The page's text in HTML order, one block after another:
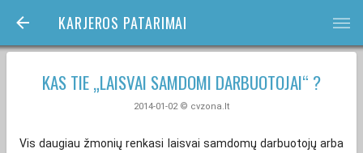
KARJEROS PATARIMAI bars
KAS TIE „LAISVAI SAMDOMI DARBUOTOJAI“ ?
2014-01-02 © cvzona.lt
Vis daugiau žmonių renkasi laisvai samdomų darbuotojų arba